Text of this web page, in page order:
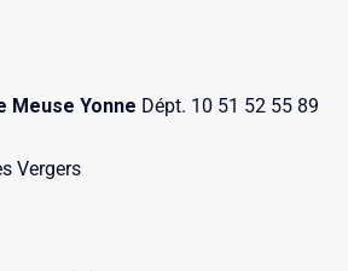
Meuse Yonne Dépt. 10 51 52 55 89
Vergers